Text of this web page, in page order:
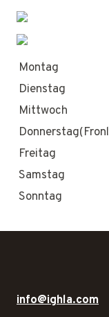
Montag
Dienstag
Mittwoch
Freitag
Samstag
Sonntag
info@ighla.com